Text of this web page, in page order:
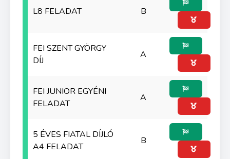
L8 FELADAT B
FEI SZENT GYÖRGY
DÍJ
A
FEI JUNIOR EGYÉNI
FELADAT
A
5 ÉVES FIATAL DÍJLÓ
A4 FELADAT
B